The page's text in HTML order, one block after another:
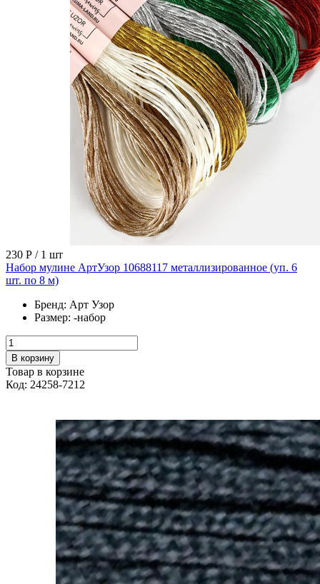
230 Р / 1 шт
Набор мулине АртУзор 10688117 металлизированное (уп. 6
шт. по 8 м)
Бренд: Арт Узор
Размер: -набор
В корзину
Товар в корзине
Код: 24258-7212